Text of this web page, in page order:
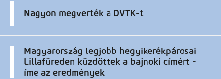
Nagyon megverték a DVTK-t
Magyarország legjobb hegyikerékpárosai
Lillafüreden küzdöttek a bajnoki címért -
íme az eredmények